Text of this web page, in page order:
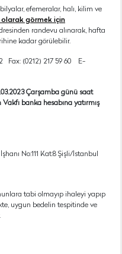
efemeralar, halı, kilim ve
olarak görmek için
randevu alınarak, hafta
kadar görülebilir.
Fax: (0212) 217 59 60 E-
Çarşamba günü saat
banka hesabına yatırmış
No:111 Kat:8 Şişli/İstanbul
tabi olmayıp ihaleyi yapıp
uygun bedelin tespitinde ve